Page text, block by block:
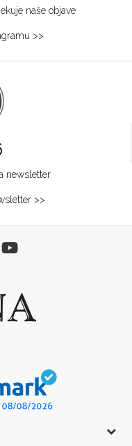
naše objave
>>
newsletter
>>